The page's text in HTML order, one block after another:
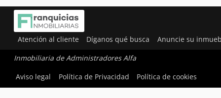
Atención al cliente Díganos qué busca Anuncie su
Inmobiliaria de Administradores Alfa
Aviso legal
Política de Privacidad Política de cookies